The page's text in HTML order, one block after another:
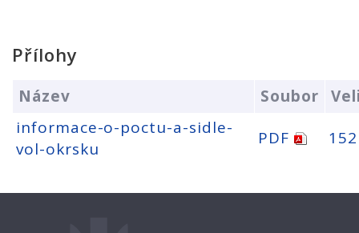
Přílohy
Název Soubor
informace-o-poctu-a-sidle-
vol-okrsku
PDF